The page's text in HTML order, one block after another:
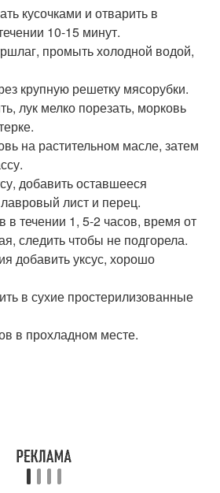
кусочками и отварить в
10-15 минут.
промыть холодной водой,
крупную решетку мясорубки.
лук мелко порезать, морковь
на растительном масле, затем
добавить оставшееся
лист и перец.
в течении 1, 5-2 часов, время от
следить чтобы не подгорела.
добавить уксус, хорошо
в сухие простерилизованные
в прохладном месте.